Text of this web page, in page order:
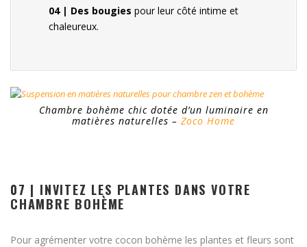
04 | Des bougies pour leur côté intime et
chaleureux.
Chambre bohème chic dotée d’un luminaire en
matières naturelles – Zoco Home
07 | INVITEZ LES PLANTES DANS VOTRE
CHAMBRE BOHÈME
Pour agrémenter votre cocon bohème les plantes et fleurs sont